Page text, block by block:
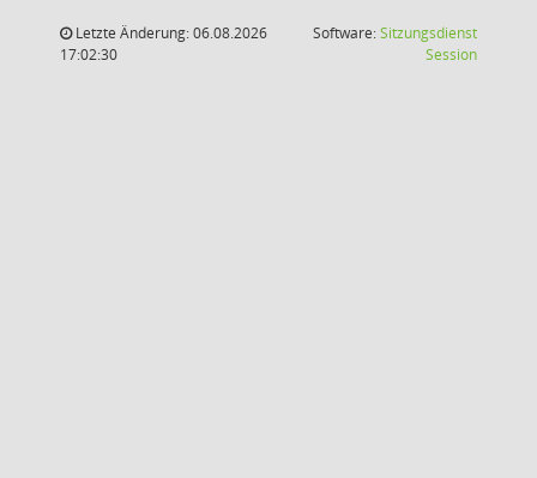
Letzte Änderung: 06.08.2026
17:02:30
Software:Sitzungsdienst
Session(Wird in